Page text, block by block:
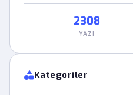
2308
YAZI
Kategoriler